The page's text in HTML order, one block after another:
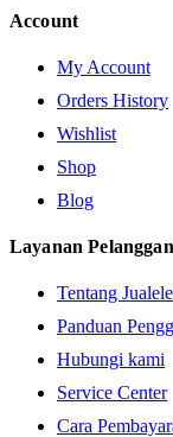
Account
My Account
Orders History
Wishlist
Shop
Blog
Layanan Pelanggan
Tentang
Panduan
Hubungi kami
Service Center
Cara